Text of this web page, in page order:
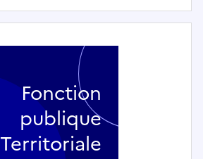
Fonction
publique
Territoriale